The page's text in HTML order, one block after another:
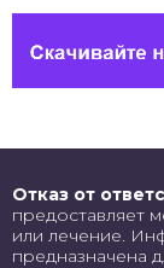
Отказ от
предоставляет
или лечение.
предназначена